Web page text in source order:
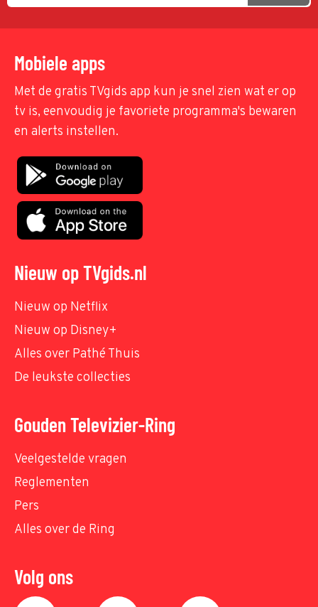
Mobiele apps
Met de gratis TVgids app kun je snel zien wat er op
tv is, eenvoudig je favoriete programma's bewaren
en alerts instellen.
Nieuw op TVgids.nl
Nieuw op Netflix
Nieuw op Disney+
Alles over Pathé Thuis
De leukste collecties
Gouden Televizier-Ring
Veelgestelde vragen
Reglementen
Pers
Alles over de Ring
Volg ons